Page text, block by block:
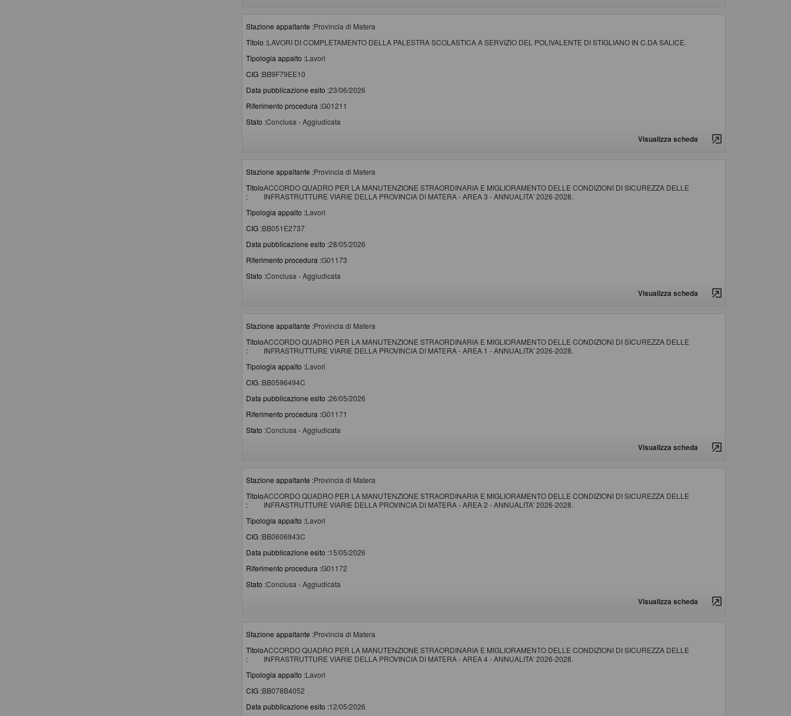
Stazione appaltante :Provincia di Matera
Titolo :LAVORI DI COMPLETAMENTO DELLA PALESTRA SCOLASTICA A SERVIZIO DEL POLIVALENTE DI STIGLIANO IN C.DA SALICE.
Tipologia appalto :Lavori
CIG :BB9F79EE10
Data pubblicazione esito :23/06/2026
Riferimento procedura :G01211
Stato :Conclusa - Aggiudicata
Visualizza scheda
Stazione appaltante :Provincia di Matera
Titolo
:
ACCORDO QUADRO PER LA MANUTENZIONE STRAORDINARIA E MIGLIORAMENTO DELLE CONDIZIONI DI SICUREZZA DELLE
INFRASTRUTTURE VIARIE DELLA PROVINCIA DI MATERA - AREA 3 - ANNUALITA' 2026-2028.
Tipologia appalto :Lavori
CIG :BB051E2737
Data pubblicazione esito :28/05/2026
Riferimento procedura :G01173
Stato :Conclusa - Aggiudicata
Visualizza scheda
Stazione appaltante :Provincia di Matera
Titolo
:
ACCORDO QUADRO PER LA MANUTENZIONE STRAORDINARIA E MIGLIORAMENTO DELLE CONDIZIONI DI SICUREZZA DELLE
INFRASTRUTTURE VIARIE DELLA PROVINCIA DI MATERA - AREA 1 - ANNUALITA' 2026-2028.
Tipologia appalto :Lavori
CIG :BB0596494C
Data pubblicazione esito :26/05/2026
Riferimento procedura :G01171
Stato :Conclusa - Aggiudicata
Visualizza scheda
Stazione appaltante :Provincia di Matera
Titolo
:
ACCORDO QUADRO PER LA MANUTENZIONE STRAORDINARIA E MIGLIORAMENTO DELLE CONDIZIONI DI SICUREZZA DELLE
INFRASTRUTTURE VIARIE DELLA PROVINCIA DI MATERA - AREA 2 - ANNUALITA' 2026-2028.
Tipologia appalto :Lavori
CIG :BB0606943C
Data pubblicazione esito :15/05/2026
Riferimento procedura :G01172
Stato :Conclusa - Aggiudicata
Visualizza scheda
Stazione appaltante :Provincia di Matera
Titolo
:
ACCORDO QUADRO PER LA MANUTENZIONE STRAORDINARIA E MIGLIORAMENTO DELLE CONDIZIONI DI SICUREZZA DELLE
INFRASTRUTTURE VIARIE DELLA PROVINCIA DI MATERA - AREA 4 - ANNUALITA' 2026-2028.
Tipologia appalto :Lavori
CIG :BB078B4052
Data pubblicazione esito :12/05/2026